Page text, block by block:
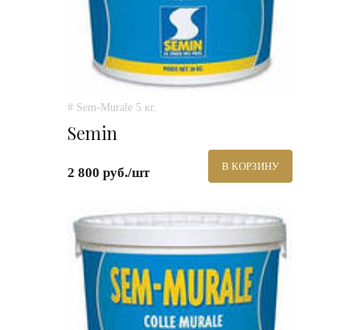
# Sem-Murale 5 кг.
Semin
2 800 руб./шт В КОРЗИНУ